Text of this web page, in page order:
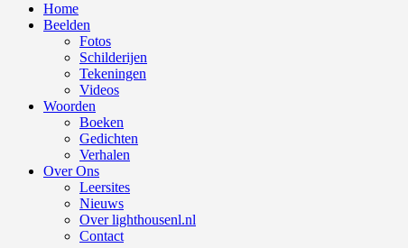
Home
Beelden
Fotos
Schilderijen
Tekeningen
Videos
Woorden
Boeken
Gedichten
Verhalen
Over Ons
Leersites
Nieuws
Over lighthousenl.nl
Contact